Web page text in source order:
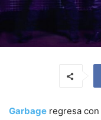
Garbage regresa con